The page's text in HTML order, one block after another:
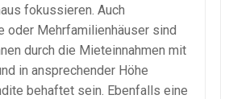
fokussieren. Auch
oder Mehrfamilienhäuser sind
durch die Mieteinnahmen mit
in ansprechender Höhe
behaftet sein. Ebenfalls eine